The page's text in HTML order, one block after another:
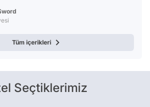
Tüm içerikleri
Seçtiklerimiz